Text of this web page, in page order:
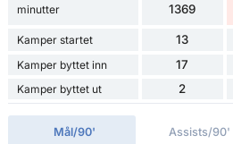
minutter 1369
Kamper startet 13
Kamper byttet inn 17
Kamper byttet ut 2
Mål/90' Assists/90'